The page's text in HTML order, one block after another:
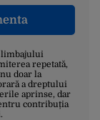
limbajului
repetată,
doar la
a dreptului
aprinse, dar
contribuția